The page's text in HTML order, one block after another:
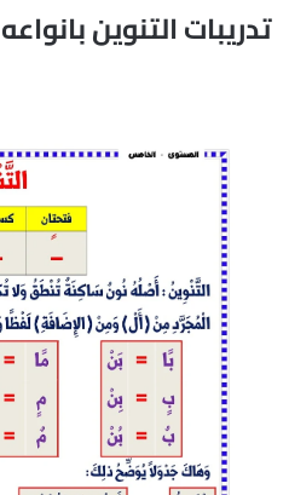
تدريبات التنوين بانواعه